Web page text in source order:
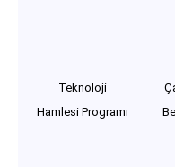
Teknoloji
Hamlesi Programı